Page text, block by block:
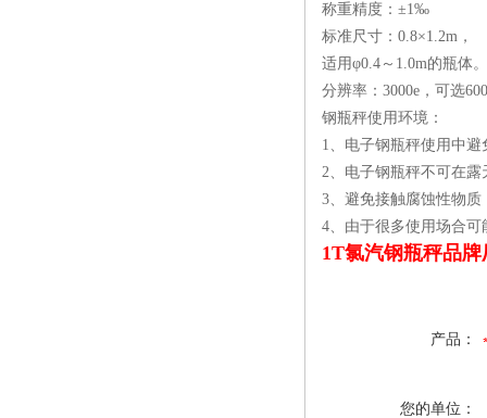
称重精度：±1‰
标准尺寸：0.8×1.2m，
适用φ0.4～1.0m的瓶体。
分辨率：3000e，可选
钢瓶秤使用环境：
1、电子钢瓶秤使用中
2、电子钢瓶秤不可在
3、避免接触腐蚀性物
4、由于很多使用场合
1T氯汽钢瓶秤品
产品：
您的单位：